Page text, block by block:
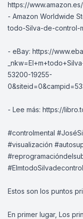
https://
- Amazon Worldwide
todo-Silva-de-control-
- eBay: https://
53200-19255-
- Lee más: https://
#controlmental
#visualización
Estos son los puntos
En primer lugar, Los